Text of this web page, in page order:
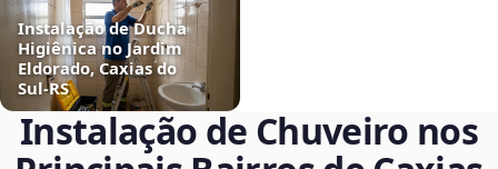
Instalação de Ducha
Higiênica no Jardim
Eldorado, Caxias do
Sul‑RS
Instalação de Chuveiro nos